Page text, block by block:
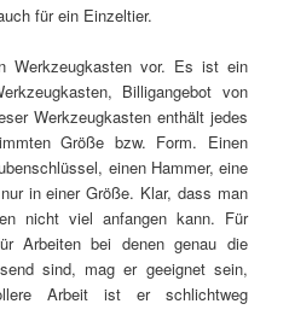
für ein Einzeltier.
Werkzeugkasten vor. Es ist ein
Billigangebot von
Werkzeugkasten enthält jedes
Größe bzw. Form. Einen
einen Hammer, eine
in einer Größe. Klar, dass man
nicht viel anfangen kann. Für
Arbeiten bei denen genau die
sind, mag er geeignet sein,
Arbeit ist er schlichtweg